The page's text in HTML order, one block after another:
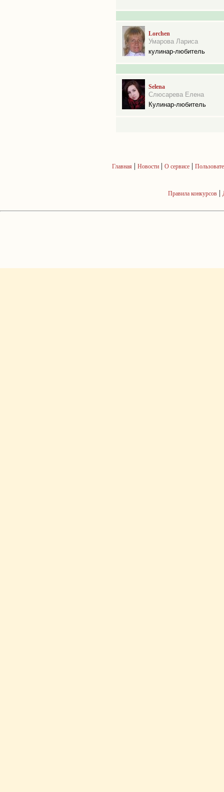
Lorchen
Умарова Лариса
кулинар-любитель
Selena
Слюсарева Елена
Кулинар-любитель
Главная | Новости| О сервисе|
Правила конкурсов |